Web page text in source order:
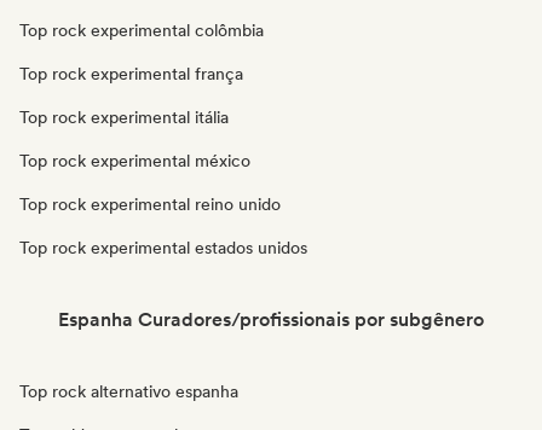
Top rock experimental colômbia
Top rock experimental frança
Top rock experimental itália
Top rock experimental méxico
Top rock experimental reino unido
Top rock experimental estados unidos
Espanha Curadores/profissionais por subgênero
Top rock alternativo espanha